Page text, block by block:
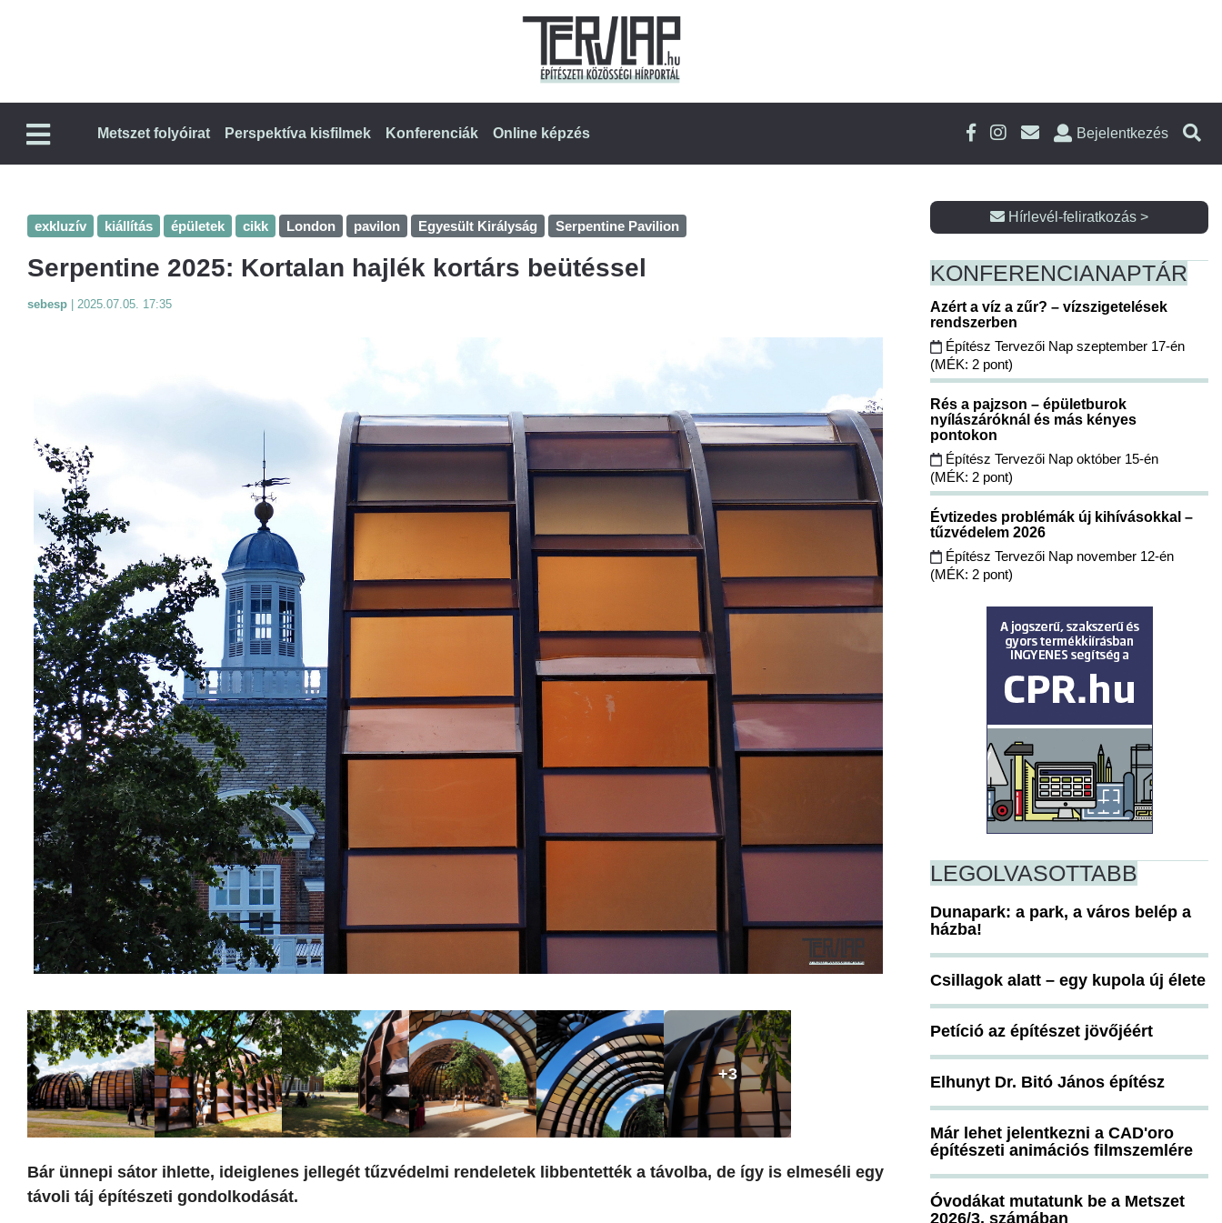
Metszet folyóirat Perspektíva kisfilmek Konferenciák Online képzés Bejelentkezés
exkluzív kiállítás épületek cikk London pavilon Egyesült Királyság Serpentine Pavilion
Serpentine 2025: Kortalan hajlék kortárs beütéssel
sebesp 2025.07.05. 17:35
+3
Bár ünnepi sátor ihlette, ideiglenes jellegét tűzvédelmi rendeletek libbentették a távolba, de így is elmeséli egy
távoli táj építészeti gondolkodását.
Hírlevél-feliratkozás >
KONFERENCIANAPTÁR
Azért a víz a zűr? – vízszigetelések
rendszerben
Építész Tervezői Nap szeptember 17-én
(MÉK: 2 pont)
Rés a pajzson – épületburok
nyílászáróknál és más kényes
pontokon
Építész Tervezői Nap október 15-én
(MÉK: 2 pont)
Évtizedes problémák új kihívásokkal –
tűzvédelem 2026
Építész Tervezői Nap november 12-én
(MÉK: 2 pont)
LEGOLVASOTTABB
Dunapark: a park, a város belép a
házba!
Csillagok alatt – egy kupola új élete
Petíció az építészet jövőjéért
Elhunyt Dr. Bitó János építész
Már lehet jelentkezni a CAD'oro
építészeti animációs filmszemlére
Óvodákat mutatunk be a Metszet
2026/3. számában